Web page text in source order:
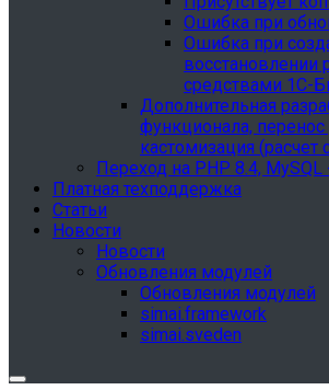
Ошибка при
Ошибка при
восстановлении
средствами 1С-
Дополнительная
функционала,
кастомизация (расчет
Переход на PHP 8.4, MySQL
Платная техподдержка
Статьи
Новости
Новости
Обновления модулей
Обновления модулей
simai.framework
simai.sveden